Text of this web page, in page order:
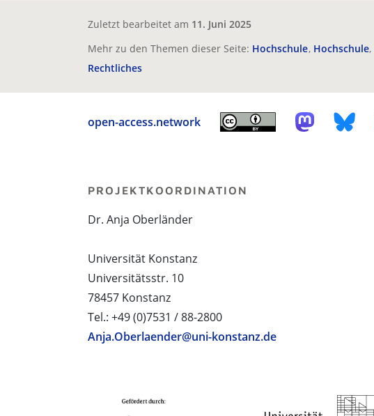
Zuletzt bearbeitet am 11. Juni 2025
Mehr zu den Themen dieser Seite: Hochschule Hochschule
Rechtliches
open-access.network
PROJEKTKOORDINATION
Dr. Anja Oberländer
Universität Konstanz
Universitätsstr. 10
78457 Konstanz
Tel.: +49 (0)7531 / 88-2800
Anja.Oberlaender@uni-konstanz.de